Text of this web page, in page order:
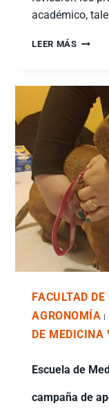
académico,
LEER MÁS
FACULTAD
AGRONOMÍA |
DE MEDICINA
Escuela de
campaña de